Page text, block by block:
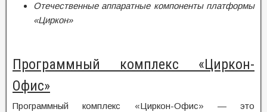
Отечественные аппаратные компоненты платформы
«Циркон»
Программный комплекс «Циркон-
Офис»
Программный комплекс «Циркон-Офис» — это